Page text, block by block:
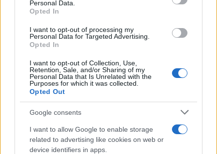
Personal Data.
Opted In
I want to opt-out of processing my
Personal Data for Targeted Advertising.
Opted In
I want to opt-out of Collection, Use,
Retention, Sale, and/or Sharing of my
Personal Data that Is Unrelated with the
Purposes for which it was collected.
Opted Out
Google consents
I want to allow Google to enable storage
related to advertising like cookies on web or
device identifiers in apps.